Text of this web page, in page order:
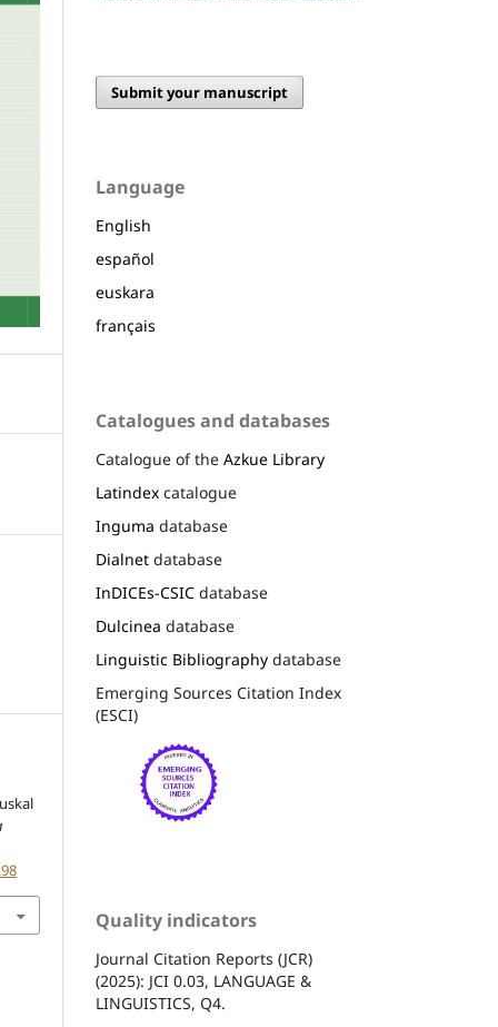
Submit your manuscript
Language
English
español
euskara
français
Catalogues and databases
Catalogue of the Azkue Library
Latindex catalogue
Inguma database
Dialnet database
InDICEs-CSIC database
Dulcinea database
Linguistic Bibliography database
Emerging Sources Citation Index
(ESCI)
Quality indicators
Journal Citation Reports (JCR)
(2025): JCI 0.03, LANGUAGE &
LINGUISTICS, Q4.